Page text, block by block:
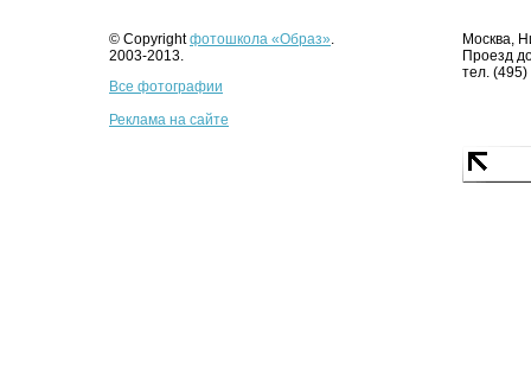
© Copyrightфотошкола «Образ».
2003-2013.
Все фотографии
Реклама на сайте
Москва,
Проезд
тел.